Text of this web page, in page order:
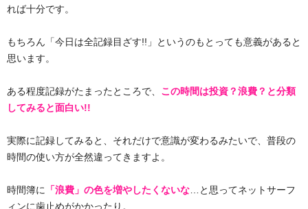
れば十分です。
もちろん「今日は全記録目ざす!!」というのもとっても意義があると
思います。
ある程度記録がたまったところで、 この時間は投資？浪費？と分類
してみると面白い!!
実際に記録してみると、それだけで意識が変わるみたいで、普段の
時間の使い方が全然違ってきますよ。
時間簿に 「浪費」の色を増やしたくないな …と思ってネットサーフ
ィンに歯止めがかかったり。